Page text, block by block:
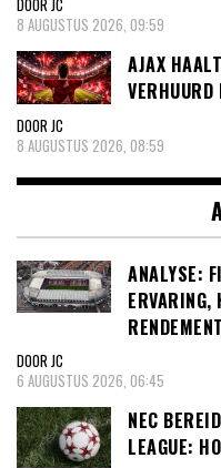
DOOR JC
8 AUGUSTUS 2026, 09:59
AJAX
VERHUURD
DOOR JC
8 AUGUSTUS 2026, 08:59
ANALYSE:
RENDEMENT
DOOR JC
6 AUGUSTUS 2026, 06:45
NEC
LEAGUE: